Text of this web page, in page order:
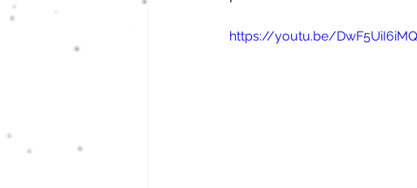
https://youtu.be/DwF5UiI6iMQ